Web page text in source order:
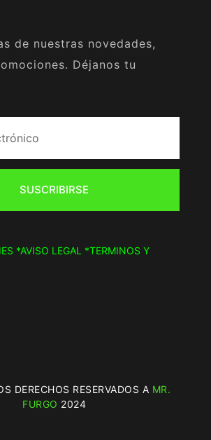
de nuestras novedades,
Déjanos tu
SUSCRIBIRSE
*AVISO LEGAL *TERMINOS Y
DERECHOS RESERVADOS A MR.
FURGO 2024